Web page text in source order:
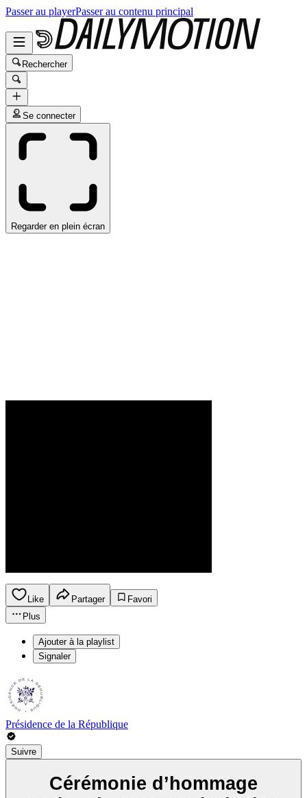
Passer au playerPasser au contenu principal
Rechercher
Se connecter
Regarder en plein écran
Like Partager
Favori
Plus
Ajouter à la playlist
Signaler
Présidence de la République
Suivre
Cérémonie d’hommage